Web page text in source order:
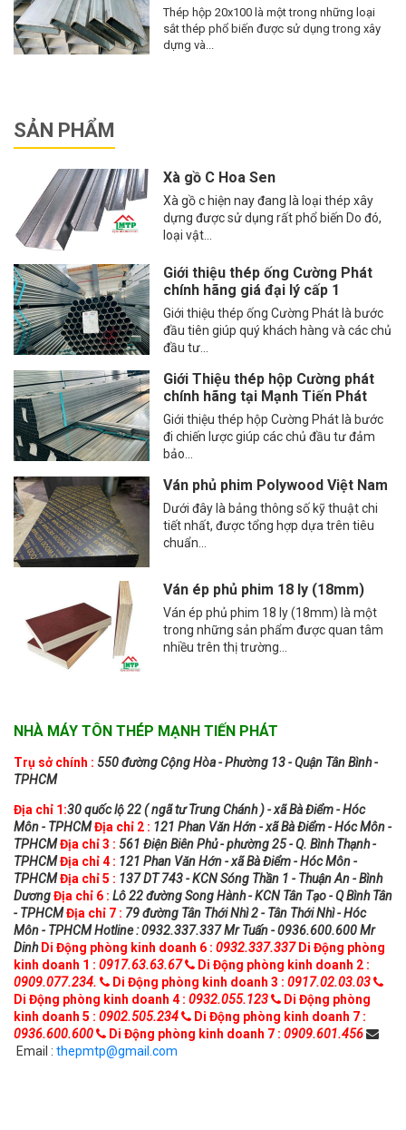
Thép hộp 20x100 là một trong những loại
sắt thép phổ biến được sử dụng trong xây
dựng và...
SẢN PHẨM
Xà gồ C Hoa Sen
Xà gồ c hiện nay đang là loại thép xây
dựng được sử dụng rất phổ biến Do đó,
loại vật...
Giới thiệu thép ống Cường Phát
chính hãng giá đại lý cấp 1
Giới thiệu thép ống Cường Phát là bước
đầu tiên giúp quý khách hàng và các chủ
đầu tư...
Giới Thiệu thép hộp Cường phát
chính hãng tại Mạnh Tiến Phát
Giới thiệu thép hộp Cường Phát là bước
đi chiến lược giúp các chủ đầu tư đảm
bảo...
Ván phủ phim Polywood Việt Nam
Dưới đây là bảng thông số kỹ thuật chi
tiết nhất, được tổng hợp dựa trên tiêu
chuẩn...
Ván ép phủ phim 18 ly (18mm)
Ván ép phủ phim 18 ly (18mm) là một
trong những sản phẩm được quan tâm
nhiều trên thị trường...
NHÀ MÁY TÔN THÉP MẠNH TIẾN PHÁT
Trụ sở chính : 550 đường Cộng Hòa - Phường 13 - Quận Tân Bình -
TPHCM
Địa chỉ 1:30 quốc lộ 22 ( ngã tư Trung Chánh ) - xã Bà Điểm - Hóc
Môn - TPHCMĐịa chỉ 2 : 121 Phan Văn Hớn - xã Bà Điểm - Hóc Môn -
TPHCMĐịa chỉ 3 : 561 Điện Biên Phủ - phường 25 - Q. Bình Thạnh -
TPHCMĐịa chỉ 4 : 121 Phan Văn Hớn - xã Bà Điểm - Hóc Môn -
TPHCMĐịa chỉ 5 : 137 DT 743 - KCN Sóng Thần 1 - Thuận An - Bình
DươngĐịa chỉ 6 : Lô 22 đường Song Hành - KCN Tân Tạo - Q Bình Tân
- TPHCMĐịa chỉ 7 : 79 đường Tân Thới Nhì 2 - Tân Thới Nhì - Hóc
Môn - TPHCMHotline : 0932.337.337 Mr Tuấn - 0936.600.600 Mr
Dinh Di Động phòng kinh doanh 6 : 0932.337.337 Di Động phòng
kinh doanh 1 : 0917.63.63.67
Di Động phòng kinh doanh 2 :
0909.077.234.
Di Động phòng kinh doanh 3 : 0917.02.03.03
Di Động phòng kinh doanh 4 : 0932.055.123
Di Động phòng
kinh doanh 5 : 0902.505.234
Di Động phòng kinh doanh 7 :
0936.600.600
Di Động phòng kinh doanh 7 : 0909.601.456
Email : thepmtp@gmail.com